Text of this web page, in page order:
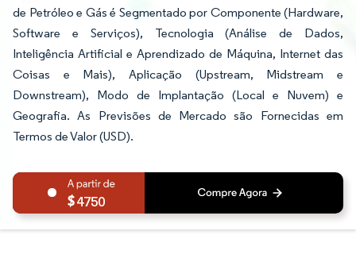
de Petróleo e Gás é Segmentado por Componente (Hardware,
Software e Serviços), Tecnologia (Análise de Dados,
Inteligência Artificial e Aprendizado de Máquina, Internet das
Coisas e Mais), Aplicação (Upstream, Midstream e
Downstream), Modo de Implantação (Local e Nuvem) e
Geografia. As Previsões de Mercado são Fornecidas em
Termos de Valor (USD).
4750